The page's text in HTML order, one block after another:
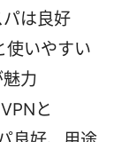
は良好
いやすい
力
と